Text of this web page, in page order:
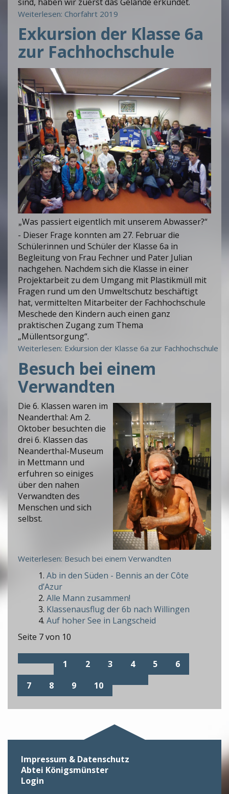
Weiterlesen: Chorfahrt 2019
Exkursion der Klasse 6a
zur Fachhochschule
„Was passiert eigentlich mit unserem Abwasser?“
- Dieser Frage konnten am 27. Februar die
Schülerinnen und Schüler der Klasse 6a in
Begleitung von Frau Fechner und Pater Julian
nachgehen. Nachdem sich die Klasse in einer
Projektarbeit zu dem Umgang mit Plastikmüll mit
Fragen rund um den Umweltschutz beschäftigt
hat, vermittelten Mitarbeiter der Fachhochschule
Meschede den Kindern auch einen ganz
praktischen Zugang zum Thema
„Müllentsorgung“.
Weiterlesen: Exkursion der Klasse 6a zur Fachhochschule
Besuch bei einem
Verwandten
Die 6. Klassen waren im
Neanderthal: Am 2.
Oktober besuchten die
drei 6. Klassen das
Neanderthal-Museum
in Mettmann und
erfuhren so einiges
über den nahen
Verwandten des
Menschen und sich
selbst.
Weiterlesen: Besuch bei einem Verwandten
Ab in den Süden - Bennis an der Côte
d’Azur
Alle Mann zusammen!
Klassenausflug der 6b nach Willingen
Auf hoher See in Langscheid
Seite 7 von 10
1 2 3 4 5
6
7
8 9 10
Impressum & Datenschutz
Abtei Königsmünster
Login